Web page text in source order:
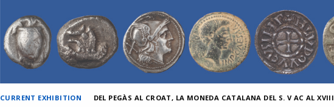
CURRENT EXHIBITION DEL PEGÀS AL CROAT, LA MONEDA CATALANA DEL S. V AC AL XVIII